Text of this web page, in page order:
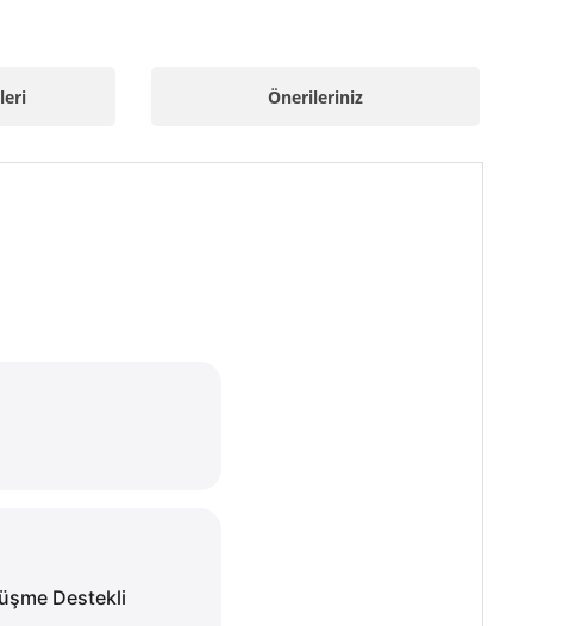
Önerileriniz
Destekli